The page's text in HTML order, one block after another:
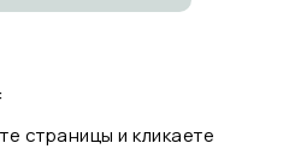
страницы и кликаете